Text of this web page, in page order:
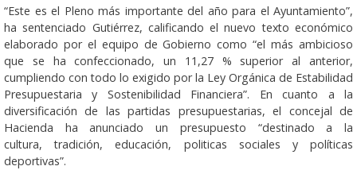
“Este es el Pleno más importante del año para el Ayuntamiento”,
ha sentenciado Gutiérrez, calificando el nuevo texto económico
elaborado por el equipo de Gobierno como “el más ambicioso
que se ha confeccionado, un 11,27 % superior al anterior,
cumpliendo con todo lo exigido por la Ley Orgánica de Estabilidad
Presupuestaria y Sostenibilidad Financiera”. En cuanto a la
diversificación de las partidas presupuestarias, el concejal de
Hacienda ha anunciado un presupuesto “destinado a la
cultura, tradición, educación, politicas sociales y políticas
deportivas”.